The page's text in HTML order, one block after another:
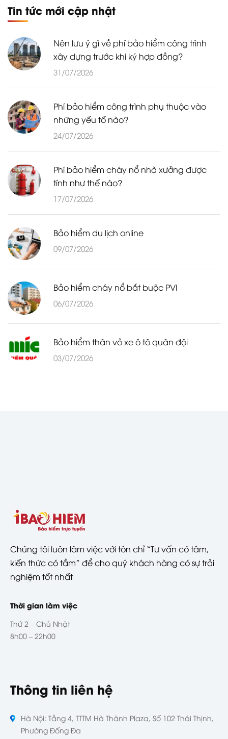
Tin tức mới cập nhật
Nên lưu ý gì về phí bảo hiểm công trình
xây dựng trước khi ký hợp đồng?
31/07/2026
Phí bảo hiểm công trình phụ thuộc vào
những yếu tố nào?
24/07/2026
Phí bảo hiểm cháy nổ nhà xưởng được
tính như thế nào?
17/07/2026
Bảo hiểm du lịch online
09/07/2026
Bảo hiểm cháy nổ bắt buộc PVI
06/07/2026
Bảo hiểm thân vỏ xe ô tô quân đội
03/07/2026
Chúng tôi luôn làm việc với tôn chỉ “Tư vấn có tâm,
kiến thức có tầm” để cho quý khách hàng có sự trải
nghiệm tốt nhất
Thời gian làm việc
Thứ 2 – Chủ Nhật
8h00 – 22h00
Thông tin liên hệ
Hà Nội: Tầng 4, TTTM Hà Thành Plaza, Số 102 Thái Thịnh,
Phường Đống Đa